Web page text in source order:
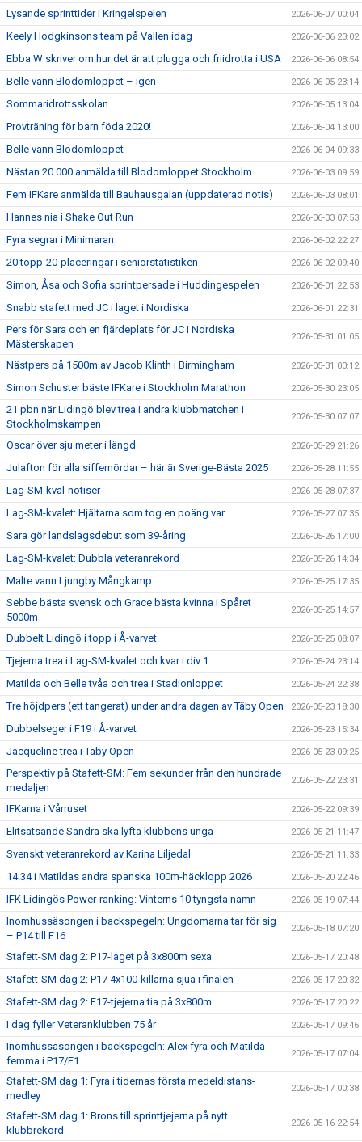
Lysande sprinttider i Kringelspelen 2026-06-07 00:04
Keely Hodgkinsons team på Vallen idag 2026-06-06 23:02
Ebba W skriver om hur det är att plugga och friidrotta i USA 2026-06-06 08:54
Belle vann Blodomloppet – igen 2026-06-05 23:14
Sommaridrottsskolan 2026-06-05 13:04
Provträning för barn föda 2020! 2026-06-04 13:00
Belle vann Blodomloppet 2026-06-04 09:33
Nästan 20 000 anmälda till Blodomloppet Stockholm 2026-06-03 09:59
Fem IFKare anmälda till Bauhausgalan (uppdaterad notis) 2026-06-03 08:01
Hannes nia i Shake Out Run 2026-06-03 07:53
Fyra segrar i Minimaran 2026-06-02 22:27
20 topp-20-placeringar i seniorstatistiken 2026-06-02 09:40
Simon, Åsa och Sofia sprintpersade i Huddingespelen 2026-06-01 22:53
Snabb stafett med JC i laget i Nordiska 2026-06-01 22:31
Pers för Sara och en fjärdeplats för JC i Nordiska
Mästerskapen
2026-05-31 01:05
Nästpers på 1500m av Jacob Klinth i Birmingham 2026-05-31 00:12
Simon Schuster bäste IFKare i Stockholm Marathon 2026-05-30 23:05
21 pbn när Lidingö blev trea i andra klubbmatchen i
Stockholmskampen
2026-05-30 07:07
Oscar över sju meter i längd 2026-05-29 21:26
Julafton för alla siffernördar – här är Sverige-Bästa 2025 2026-05-28 11:55
Lag-SM-kval-notiser 2026-05-28 07:37
Lag-SM-kvalet: Hjältarna som tog en poäng var 2026-05-27 07:35
Sara gör landslagsdebut som 39-åring 2026-05-26 17:00
Lag-SM-kvalet: Dubbla veteranrekord 2026-05-26 14:34
Malte vann Ljungby Mångkamp 2026-05-25 17:35
Sebbe bästa svensk och Grace bästa kvinna i Spåret
5000m
2026-05-25 14:57
Dubbelt Lidingö i topp i Å-varvet 2026-05-25 08:07
Tjejerna trea i Lag-SM-kvalet och kvar i div 1 2026-05-24 23:14
Matilda och Belle tvåa och trea i Stadionloppet 2026-05-24 22:38
Tre höjdpers (ett tangerat) under andra dagen av Täby Open 2026-05-23 18:30
Dubbelseger i F19 i Å-varvet 2026-05-23 15:34
Jacqueline trea i Täby Open 2026-05-23 09:25
Perspektiv på Stafett-SM: Fem sekunder från den hundrade
medaljen
2026-05-22 23:31
IFKarna i Vårruset 2026-05-22 09:39
Elitsatsande Sandra ska lyfta klubbens unga 2026-05-21 11:47
Svenskt veteranrekord av Karina Liljedal 2026-05-21 11:33
14.34 i Matildas andra spanska 100m-häcklopp 2026 2026-05-20 22:46
IFK Lidingös Power-ranking: Vinterns 10 tyngsta namn 2026-05-19 07:44
Inomhussäsongen i backspegeln: Ungdomarna tar för sig
– P14 till F16
2026-05-18 07:20
Stafett-SM dag 2: P17-laget på 3x800m sexa 2026-05-17 20:48
Stafett-SM dag 2: P17 4x100-killarna sjua i finalen 2026-05-17 20:32
Stafett-SM dag 2: F17-tjejerna tia på 3x800m 2026-05-17 20:22
I dag fyller Veteranklubben 75 år 2026-05-17 09:46
Inomhussäsongen i backspegeln: Alex fyra och Matilda
femma i P17/F1
2026-05-17 07:04
Stafett-SM dag 1: Fyra i tidernas första medeldistans-
medley
2026-05-17 00:38
Stafett-SM dag 1: Brons till sprinttjejerna på nytt
klubbrekord
2026-05-16 22:54